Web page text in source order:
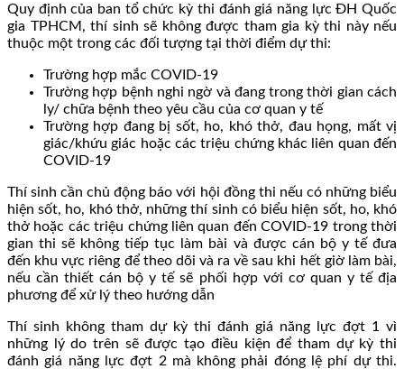
Quy định của ban tổ chức kỳ thi đánh giá năng lực ĐH Quốc
gia TPHCM, thí sinh sẽ không được tham gia kỳ thi này nếu
thuộc một trong các đối tượng tại thời điểm dự thi:
Trường hợp mắc COVID-19
Trường hợp bệnh nghi ngờ và đang trong thời gian cách
ly/ chữa bệnh theo yêu cầu của cơ quan y tế
Trường hợp đang bị sốt, ho, khó thở, đau họng, mất vị
giác/khứu giác hoặc các triệu chứng khác liên quan đến
COVID-19
Thí sinh cần chủ động báo với hội đồng thi nếu có những biểu
hiện sốt, ho, khó thở, những thí sinh có biểu hiện sốt, ho, khó
thở hoặc các triệu chứng liên quan đến COVID-19 trong thời
gian thi sẽ không tiếp tục làm bài và được cán bộ y tế đưa
đến khu vực riêng để theo dõi và ra về sau khi hết giờ làm bài,
nếu cần thiết cán bộ y tế sẽ phối hợp với cơ quan y tế địa
phương để xử lý theo hướng dẫn
Thí sinh không tham dự kỳ thi đánh giá năng lực đợt 1 vì
những lý do trên sẽ được tạo điều kiện để tham dự kỳ thi
đánh giá năng lực đợt 2 mà không phải đóng lệ phí dự thi.